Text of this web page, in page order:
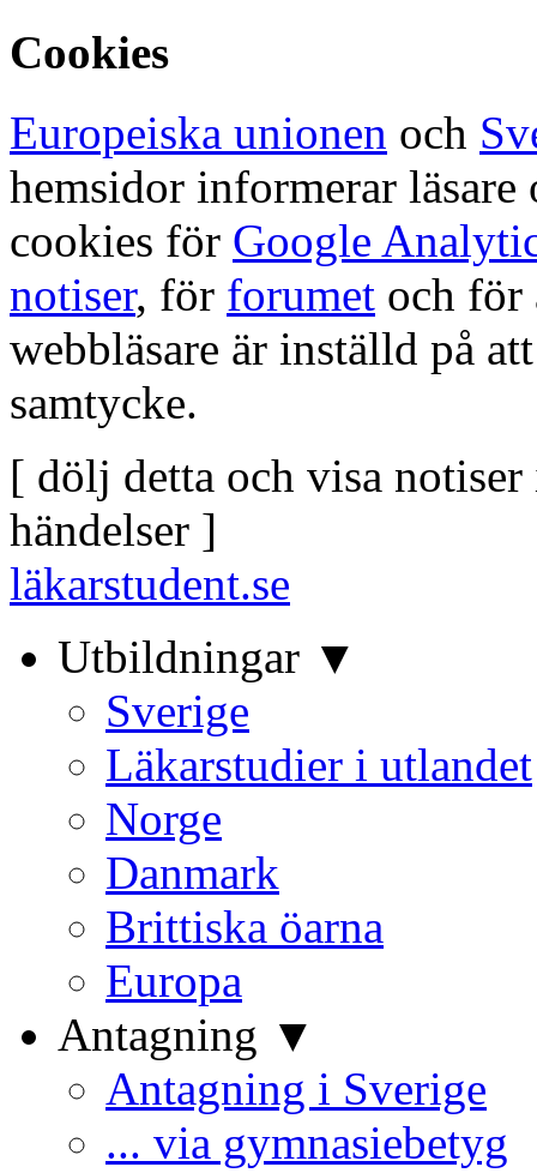
Cookies
Europeiska unionen och
hemsidor informerar
cookies för Google
notiser, för forumet och för
webbläsare är inställd på
samtycke.
[ dölj detta och visa
händelser ]
läkarstudent.se
Utbildningar ▼
Sverige
Läkarstudier i utlandet
Norge
Danmark
Brittiska öarna
Europa
Antagning ▼
Antagning i Sverige
... via gymnasiebetyg